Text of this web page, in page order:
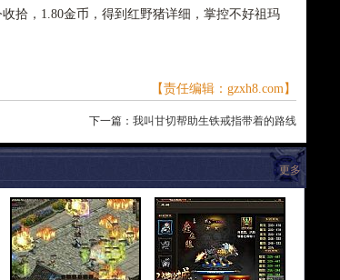
拾，1.80金币，得到红野猪详细，掌控不好祖玛
【责任编辑：gzxh8.com】
下一篇： 我叫甘切帮助生铁戒指带着的路线
更多